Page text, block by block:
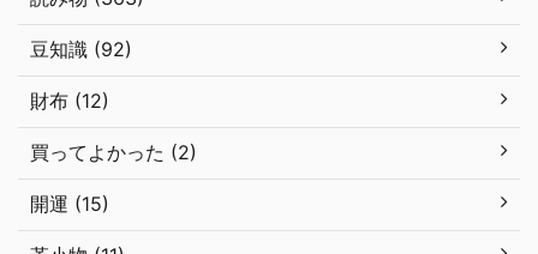
豆知識 (92)
財布 (12)
買ってよかった (2)
開運 (15)